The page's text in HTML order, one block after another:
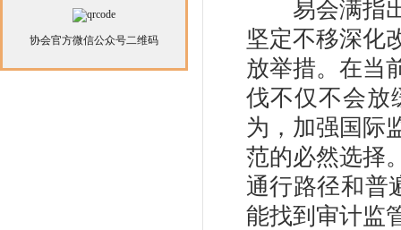
易会满指出
坚定不移深化
放举措。在当
伐不仅不会放
为，加强国际
范的必然选择
通行路径和普
能找到审计监
协会官方微信公众号二维码